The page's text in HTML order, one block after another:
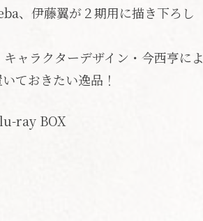
、伊藤翼が２期用に描き下ろし
ャラクターデザイン・今西亨によ
ておきたい逸品！
ray BOX